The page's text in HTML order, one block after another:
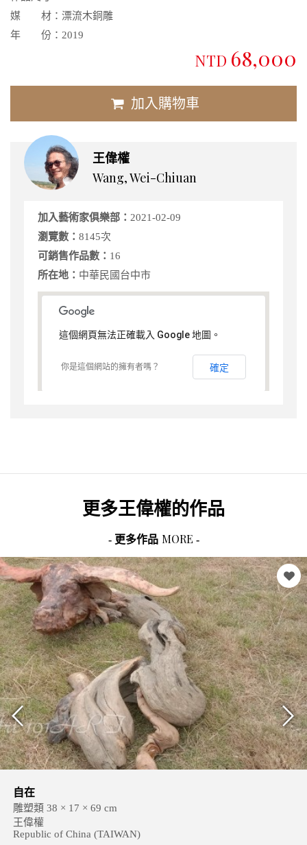
媒 材： 漂流木銅雕
年 份： 2019
NTD 68,000
加入購物車
王偉權
Wang, Wei-Chiuan
加入藝術家俱樂部： 2021-02-09
瀏覽數： 8145次
可銷售作品數： 16
所在地： 中華民國台中市
這個網頁無法正確載入 Google 地圖。
你是這個網站的擁有者嗎？ 確定
更多王偉權的作品
- 更多作品 MORE -
自在
雕塑類 38 × 17 × 69 cm
王偉權
Republic of China (TAIWAN)